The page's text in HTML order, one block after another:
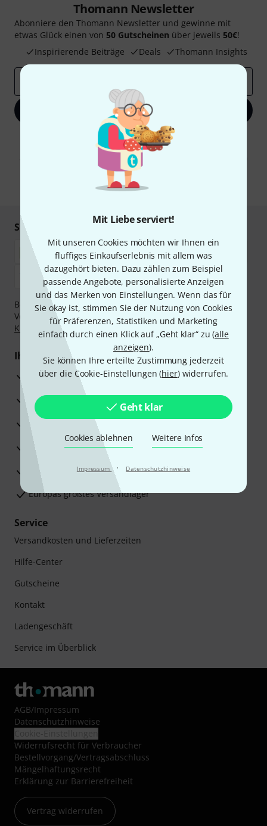
Mit Liebe serviert!
Mit unseren Cookies möchten wir Ihnen ein
fluffiges Einkaufserlebnis mit allem was
dazugehört bieten. Dazu zählen zum Beispiel
passende Angebote, personalisierte Anzeigen
und das Merken von Einstellungen. Wenn das für
Sie okay ist, stimmen Sie der Nutzung von Cookies
für Präferenzen, Statistiken und Marketing
einfach durch einen Klick auf „Geht klar“ zu (alle
anzeigen).
Sie können Ihre erteilte Zustimmung jederzeit
über die Cookie-Einstellungen (hier) widerrufen.
Geht klar
Cookies ablehnen Weitere Infos
Impressum · Datenschutzhinweise
Thomann Newsletter
Abonniere den Thomann Newsletter und gewinne mit
etwas Glück einen von 50 Gutscheinen über jeweils 50€!
Inspirierende Beiträge
Deals Thomann Insights
Jetzt anmelden
Mit Klick auf „Jetzt anmelden“ stimmen Sie dem Erhalt von E-Mail-
Werbung und einer Messung des E-Mail-Nutzungsverhaltens zu. Die
Abmeldung ist jederzeit möglich. Weitere Informationen finden Sie in
unseren
Datenschutzhinweisen
* Pflichtfeld
Sicher einkaufen & bezahlen
Bezahlen Sie vertraulich und sicher per Nachnahme,
Vorkasse, PayPal, Amazon Pay, Klarna Sofort bezahlen
Klarna Ratenzahlungoder Kreditkarte.
Ihre Vorteile
3 Jahre Thomann Garantie
30 Tage Money-Back-Garantie
Reparaturservice
Beratung durch Fachexperten
Zufriedenheitsgarantie
Europas größtes Versandlager
Service
Versandkosten und Lieferzeiten
Hilfe-Center
Gutscheine
Kontakt
Ladengeschäft
Service im Überblick
AGB/Impressum
Datenschutzhinweise
Widerrufsrecht für Verbraucher
Bestellvorgang/Vertragsabschluss
Mängelhaftungsrecht
Erklärung zur Barrierefreiheit
Vertrag widerrufen